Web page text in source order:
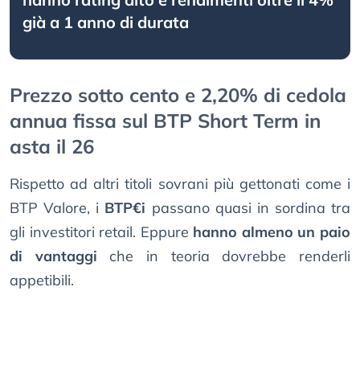
già a 1 anno di durata
Prezzo sotto cento e 2,20% di cedola
annua fissa sul BTP Short Term in
asta il 26
Rispetto ad altri titoli sovrani più gettonati come i
BTP Valore, i BTP€i passano quasi in sordina tra
gli investitori retail. Eppure hanno almeno un paio
di vantaggi che in teoria dovrebbe renderli
appetibili.